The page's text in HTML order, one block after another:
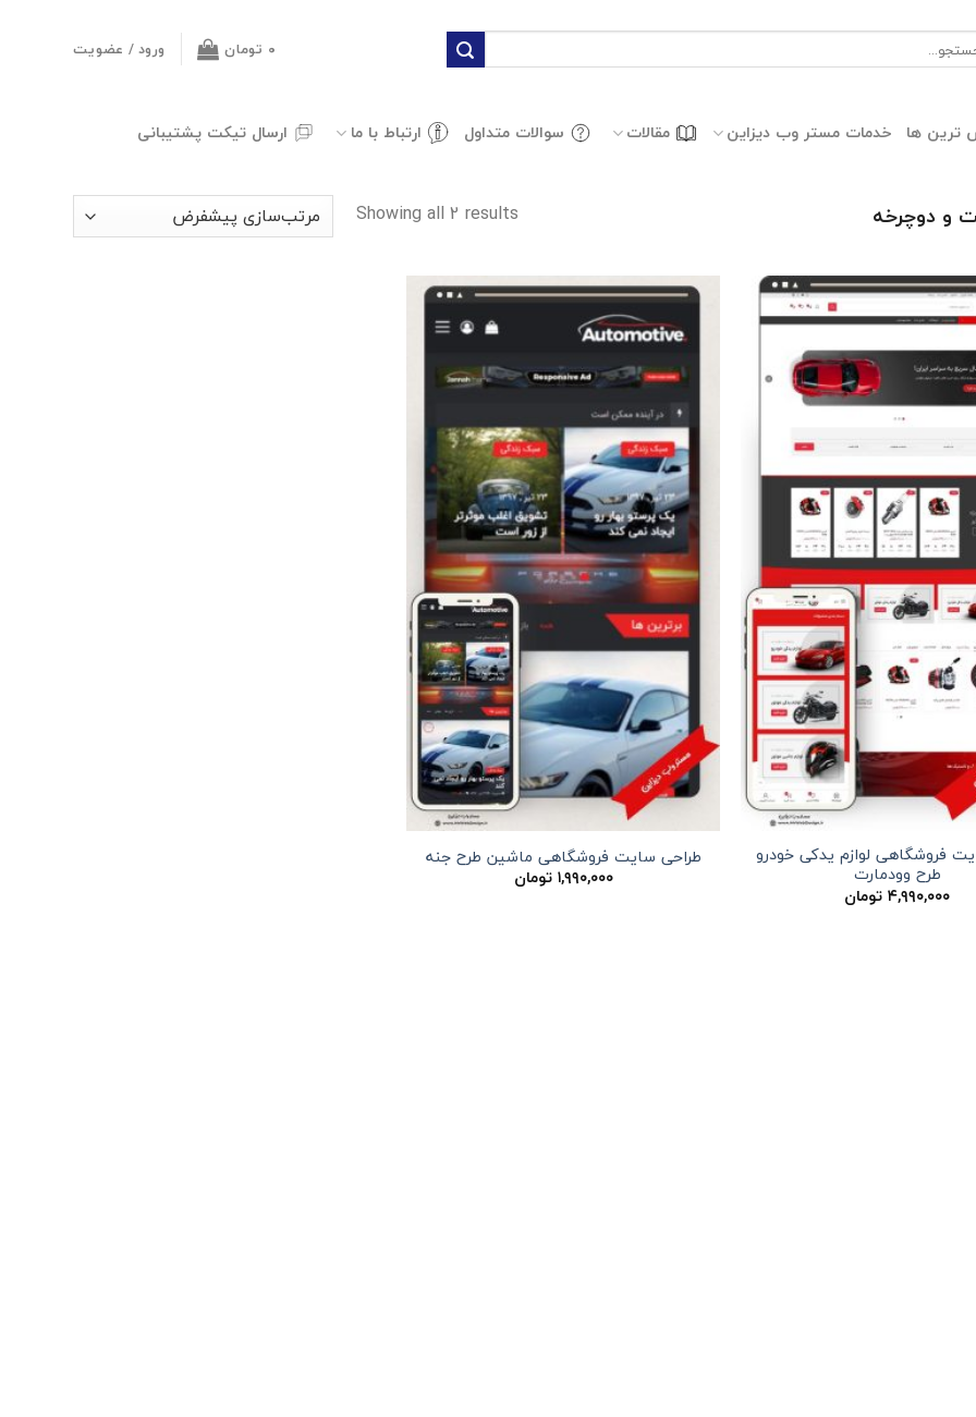
۰ تومان ورود / عضویت
ترین ها خدمات مستر وب دیزاین مقالات سوالات متداول ارتباط با ما ارسال تیکت پشتیبانی
و دوچرخه Showing all 2 results
افزودن
به
فروشگاهی لوازم یدکی خودرو
طرح وودمارت
۴,۹۹۰,۰۰۰ تومان
افزودن
طراحی سایت فروشگاهی ماشین طرح جنه
۱,۹۹۰,۰۰۰ تومان